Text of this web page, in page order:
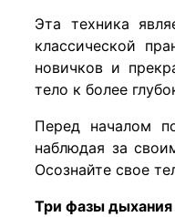
Эта техника
классической
новичков и
тело к более
Перед началом
наблюдая за
Осознайте свое
Три фазы дыхания